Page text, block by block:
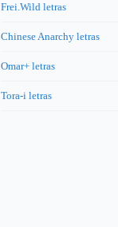
Frei.Wild letras
Chinese Anarchy letras
Omar+ letras
Tora-i letras